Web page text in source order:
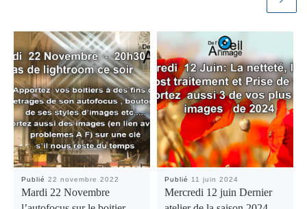
Publié22 novembre 2022
Mardi 22 Novembre
Publié 11 juin 2024
Mercredi 12 juin Dernier